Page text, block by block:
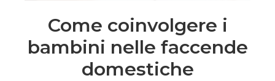
Come coinvolgere i
bambini nelle faccende
domestiche